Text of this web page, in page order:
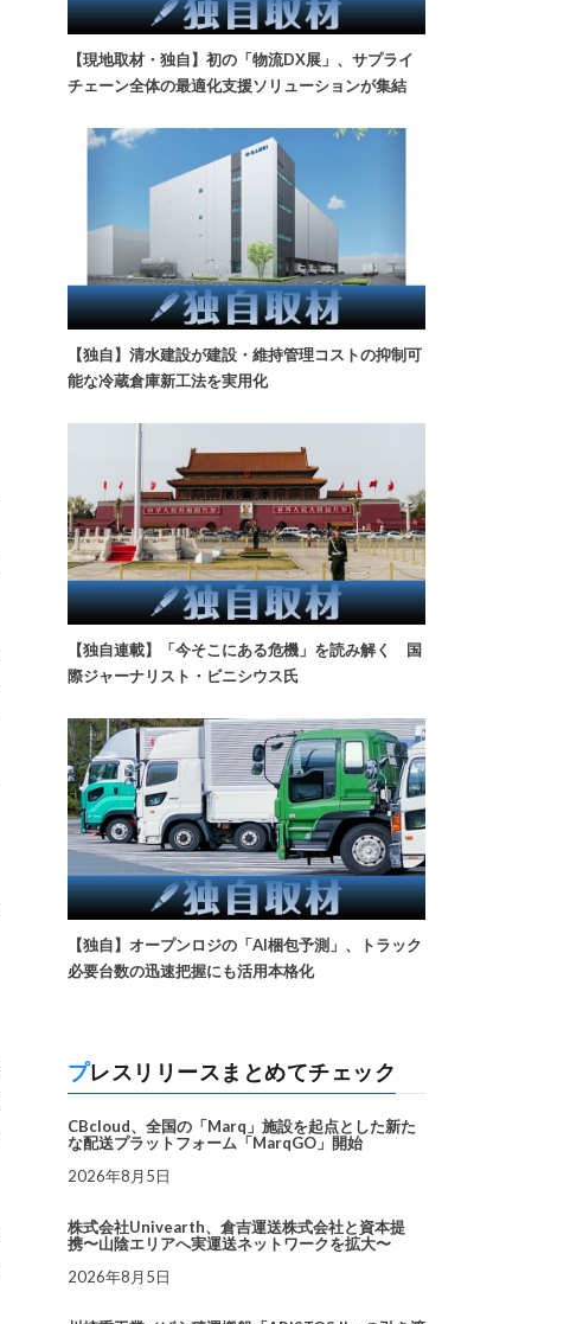
【現地取材・独自】初の「物流DX展」、サプライ
チェーン全体の最適化支援ソリューションが集結
【独自】清水建設が建設・維持管理コストの抑制可
能な冷蔵倉庫新工法を実用化
【独自連載】「今そこにある危機」を読み解く 国
際ジャーナリスト・ビニシウス氏
【独自】オープンロジの「AI梱包予測」、トラック
必要台数の迅速把握にも活用本格化
プレスリリースまとめてチェック
CBcloud、全国の「Marq」施設を起点とした新た
な配送プラットフォーム「MarqGO」開始
2026年8月5日
株式会社Univearth、倉吉運送株式会社と資本提
携〜山陰エリアへ実運送ネットワークを拡大〜
2026年8月5日